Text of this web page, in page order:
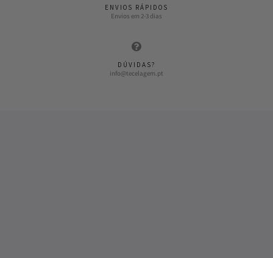
ENVIOS RÁPIDOS
Envios em 2-3 dias
DÚVIDAS?
info@tecelagem.pt